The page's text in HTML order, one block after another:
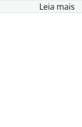
Leia mais